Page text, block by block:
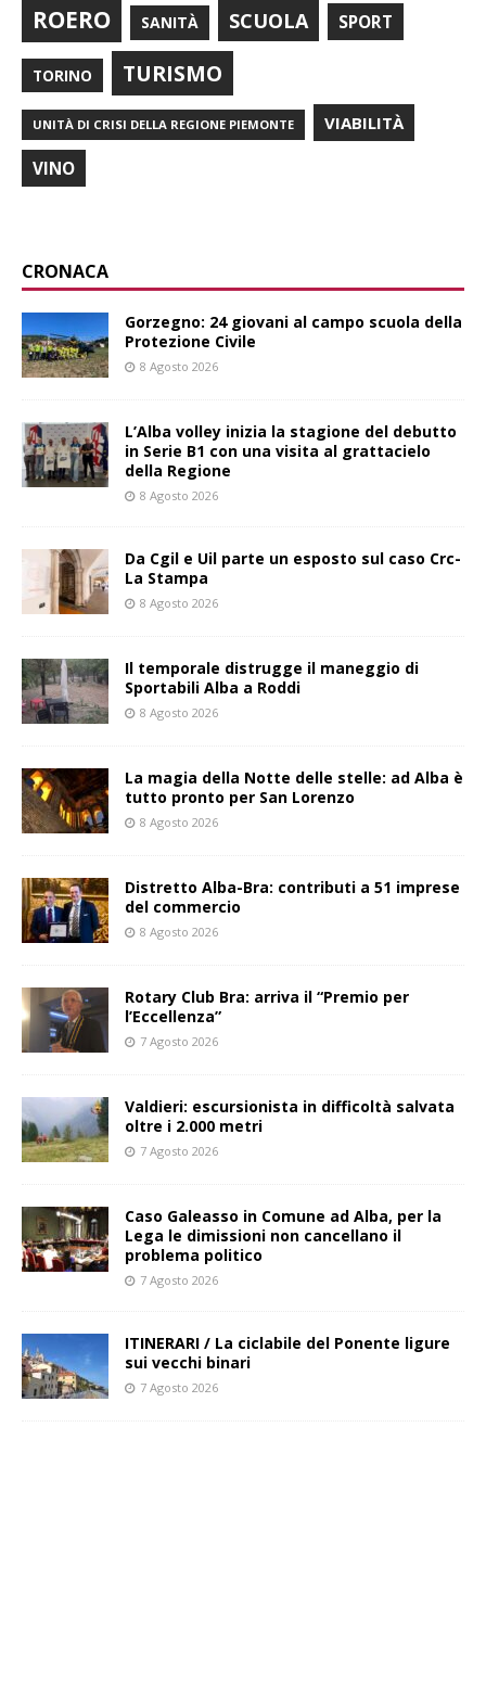
ROERO SANITÀ SCUOLA SPORT
TORINO TURISMO
UNITÀ DI CRISI DELLA REGIONE PIEMONTE VIABILITÀ
VINO
CRONACA
Gorzegno: 24 giovani al campo scuola della
Protezione Civile
8 Agosto 2026
L’Alba volley inizia la stagione del debutto
in Serie B1 con una visita al grattacielo
della Regione
8 Agosto 2026
Da Cgil e Uil parte un esposto sul caso Crc-
La Stampa
8 Agosto 2026
Il temporale distrugge il maneggio di
Sportabili Alba a Roddi
8 Agosto 2026
La magia della Notte delle stelle: ad Alba è
tutto pronto per San Lorenzo
8 Agosto 2026
Distretto Alba-Bra: contributi a 51 imprese
del commercio
8 Agosto 2026
Rotary Club Bra: arriva il “Premio per
l’Eccellenza”
7 Agosto 2026
Valdieri: escursionista in difficoltà salvata
oltre i 2.000 metri
7 Agosto 2026
Caso Galeasso in Comune ad Alba, per la
Lega le dimissioni non cancellano il
problema politico
7 Agosto 2026
ITINERARI / La ciclabile del Ponente ligure
sui vecchi binari
7 Agosto 2026